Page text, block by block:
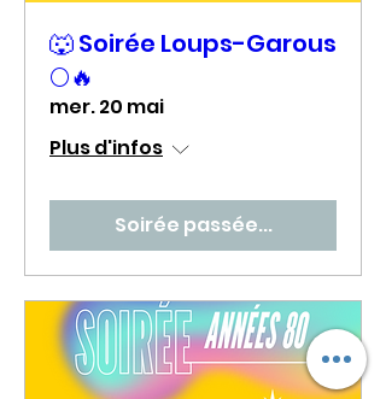
🐺 Soirée Loups-Garous
🌕🔥
mer. 20 mai
Plus d'infos
Soirée passée...